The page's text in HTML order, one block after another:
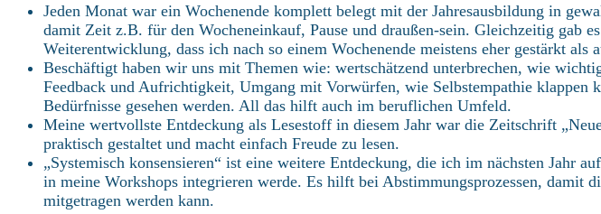
Jeden Monat war ein Wochenende komplett belegt mit der Jahresausbildung in
damit Zeit z.B. für den Wocheneinkauf, Pause und draußen-sein. Gleichzeitig gab
Weiterentwicklung, dass ich nach so einem Wochenende meistens eher gestärkt als
Beschäftigt haben wir uns mit Themen wie: wertschätzend unterbrechen, wie
Feedback und Aufrichtigkeit, Umgang mit Vorwürfen, wie Selbstempathie klappen
Bedürfnisse gesehen werden. All das hilft auch im beruflichen Umfeld.
Meine wertvollste Entdeckung als Lesestoff in diesem Jahr war die Zeitschrift
praktisch gestaltet und macht einfach Freude zu lesen.
„Systemisch konsensieren“ ist eine weitere Entdeckung, die ich im nächsten Jahr
in meine Workshops integrieren werde. Es hilft bei Abstimmungsprozessen, damit
mitgetragen werden kann.